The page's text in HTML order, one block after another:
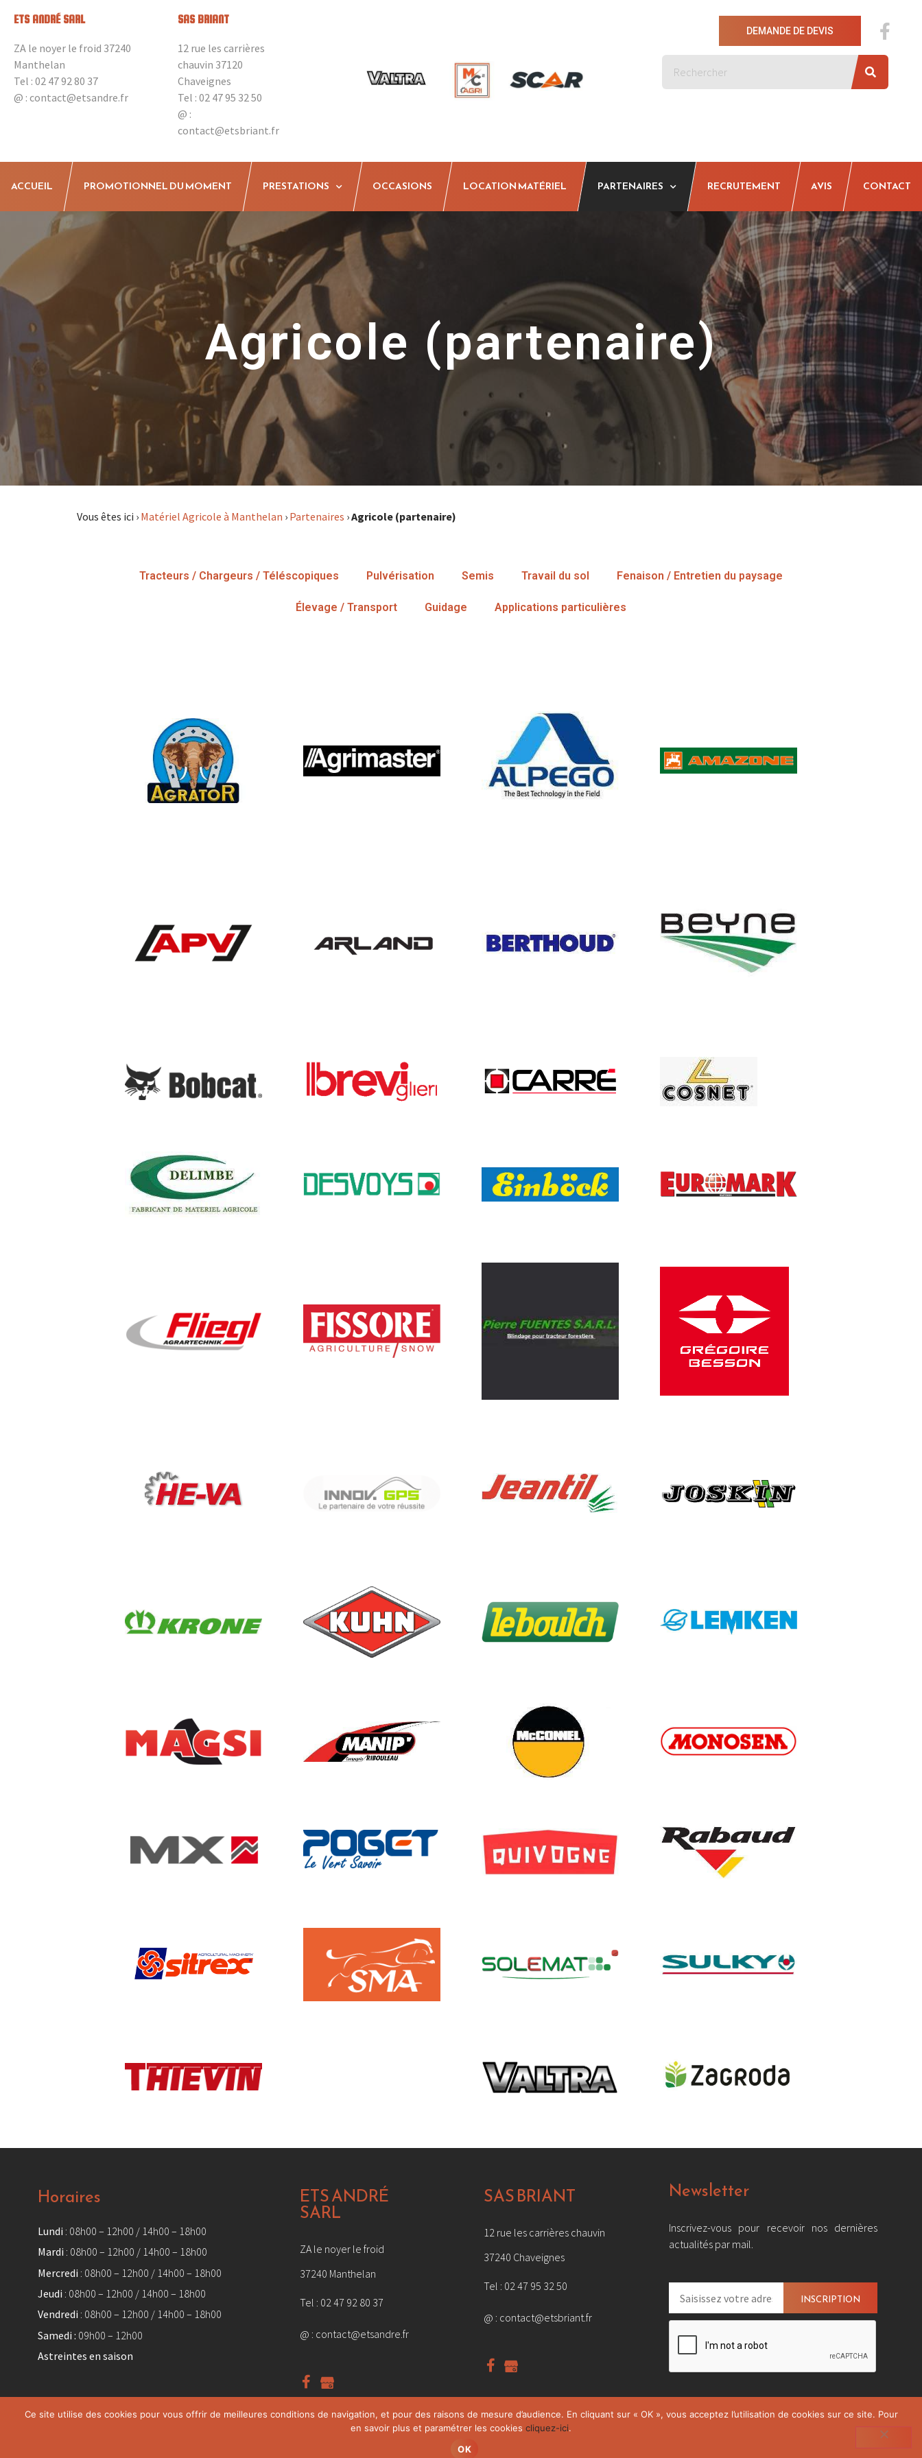
ETS ANDRÉ SARL
ZA le noyer le froid 37240
Manthelan
Tel : 02 47 92 80 37
@ : contact@etsandre.fr
SAS BRIANT
12 rue les carrières
chauvin 37120
Chaveignes
Tel :02 47 95 32 50
@ :
contact@etsbriant.fr
DEMANDE DE DEVIS
ACCUEIL PROMOTIONNEL DU MOMENT PRESTATIONS OCCASIONS LOCATION MATÉRIEL PARTENAIRES RECRUTEMENT AVIS CONTACT
Agricole (partenaire)
Vous êtes ici › Matériel Agricole à Manthelan › Partenaires ›Agricole (partenaire)
Tracteurs / Chargeurs / Téléscopiques Pulvérisation Semis Travail du sol Fenaison / Entretien du paysage
Élevage / Transport Guidage Applications particulières
Horaires
Lundi : 08h00 – 12h00 / 14h00 – 18h00
Mardi : 08h00 – 12h00 / 14h00 – 18h00
Mercredi : 08h00 – 12h00 / 14h00 – 18h00
Jeudi : 08h00 – 12h00 / 14h00 – 18h00
Vendredi : 08h00 – 12h00 / 14h00 – 18h00
Samedi : 09h00 – 12h00
Astreintes en saison
ETS ANDRÉ
SARL
ZA le noyer le froid
37240 Manthelan
Tel : 02 47 92 80 37
@ : contact@etsandre.fr
SAS BRIANT
12 rue les carrières chauvin
37240 Chaveignes
Tel : 02 47 95 32 50
@ : contact@etsbriant.fr
Newsletter
Inscrivez-vous pour recevoir nos dernières
actualités par mail.
Mentions légales et Politique de confidentialité
Ce site utilise des cookies pour vous offrir de meilleures conditions de navigation, et pour des raisons de mesure d’audience. En cliquant sur « OK », vous acceptez l’utilisation de cookies sur ce site. Pour
en savoir plus et paramétrer les cookies cliquez-ici.
OK